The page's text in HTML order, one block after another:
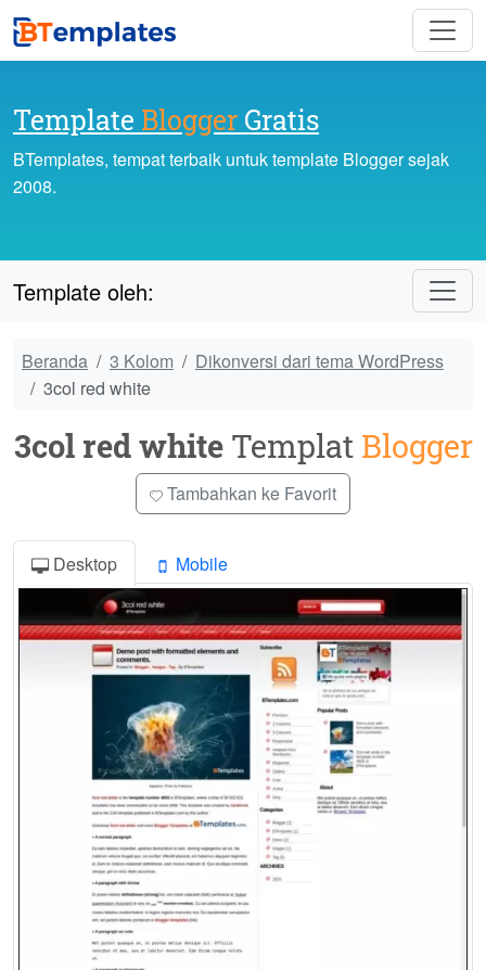
Template Blogger Gratis
BTemplates, tempat terbaik untuk template Blogger sejak
2008.
Template oleh:
Beranda 3 Kolom
Dikonversi dari tema WordPress
3col red white
3col red whiteTemplat Blogger
Tambahkan ke Favorit
Desktop Mobile